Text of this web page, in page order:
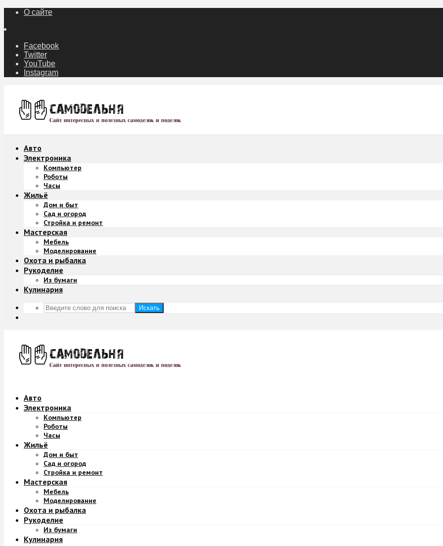
О сайте
Facebook
Twitter
YouTube
Instagram
Авто
Электроника
Компьютер
Роботы
Часы
Жильё
Дом и быт
Сад и огород
Стройка и ремонт
Мастерская
Мебель
Моделирование
Охота и рыбалка
Рукоделие
Из бумаги
Кулинария
Искать
Авто
Электроника
Компьютер
Роботы
Часы
Жильё
Дом и быт
Сад и огород
Стройка и ремонт
Мастерская
Мебель
Моделирование
Охота и рыбалка
Рукоделие
Из бумаги
Кулинария